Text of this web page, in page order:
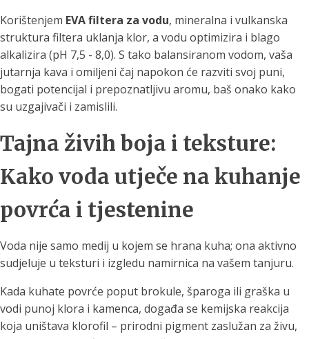
Korištenjem EVA filtera za vodu, mineralna i vulkanska
struktura filtera uklanja klor, a vodu optimizira i blago
alkalizira (pH 7,5 - 8,0). S tako balansiranom vodom, vaša
jutarnja kava i omiljeni čaj napokon će razviti svoj puni,
bogati potencijal i prepoznatljivu aromu, baš onako kako
su uzgajivači i zamislili.
Tajna živih boja i teksture:
Kako voda utječe na kuhanje
povrća i tjestenine
Voda nije samo medij u kojem se hrana kuha; ona aktivno
sudjeluje u teksturi i izgledu namirnica na vašem tanjuru.
Kada kuhate povrće poput brokule, šparoga ili graška u
vodi punoj klora i kamenca, događa se kemijska reakcija
koja uništava klorofil – prirodni pigment zaslužan za živu,